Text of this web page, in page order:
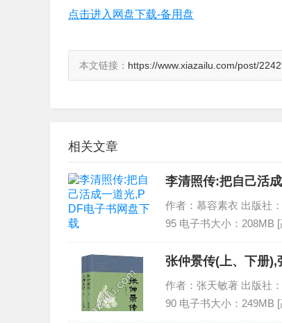
点击进入网盘下载-备用盘
本文链接： https://www.xiazailu.com/post/
相关文章
李清照传:把自己活
作者：慕容素衣 出版社
95 电子书大小：208MB
张仲景传(上、下册
作者：张天敏著 出版社
90 电子书大小：249MB